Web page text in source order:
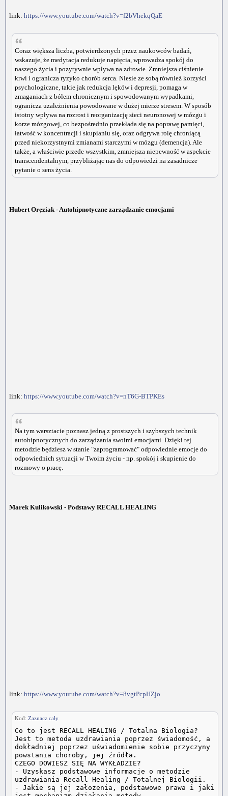
link: https://www.youtube.com/watch?v=f2bVhekqQaE
Coraz większa liczba, potwierdzonych przez naukowców badań,
wskazuje, że medytacja redukuje napięcia, wprowadza spokój do
naszego życia i pozytywnie wpływa na zdrowie. Zmniejsza ciśnienie
krwi i ogranicza ryzyko chorób serca. Niesie ze sobą również korzyści
psychologiczne, takie jak redukcja lęków i depresji, pomaga w
zmaganiach z bólem chronicznym i spowodowanym wypadkami,
ogranicza uzależnienia powodowane w dużej mierze stresem. W sposób
istotny wpływa na rozrost i reorganizację sieci neuronowej w mózgu i
korze mózgowej, co bezpośrednio przekłada się na poprawę pamięci,
łatwość w koncentracji i skupianiu się, oraz odgrywa rolę chroniącą
przed niekorzystnymi zmianami starczymi w mózgu (demencja). Ale
także, a właściwie przede wszystkim, zmniejsza niepewność w aspekcie
transcendentalnym, przybliżając nas do odpowiedzi na zasadnicze
pytanie o sens życia.
Hubert Oręziak - Autohipnotyczne zarządzanie emocjami
link: https://www.youtube.com/watch?v=nT6G-BTPKEs
Na tym warsztacie poznasz jedną z prostszych i szybszych technik
autohipnotycznych do zarządzania swoimi emocjami. Dzięki tej
metodzie będziesz w stanie "zaprogramować" odpowiednie emocje do
odpowiednich sytuacji w Twoim życiu - np. spokój i skupienie do
rozmowy o pracę.
Marek Kulikowski - Podstawy RECALL HEALING
link: https://www.youtube.com/watch?v=8vgtPcpHZjo
Kod: Zaznacz cały
Co to jest RECALL HEALING / Totalna Biologia?
Jest to metoda uzdrawiania poprzez świadomość, a
dokładniej poprzez uświadomienie sobie przyczyny
powstania choroby, jej źródła.
CZEGO DOWIESZ SIĘ NA WYKŁADZIE?
- Uzyskasz podstawowe informacje o metodzie
uzdrawiania Recall Healing / Totalnej Biologii.
- Jakie są jej założenia, podstawowe prawa i jaki